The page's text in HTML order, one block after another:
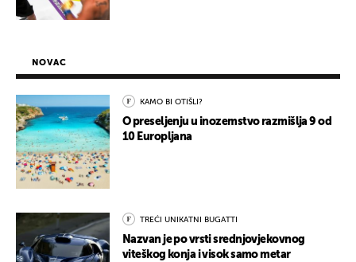
NOVAC
KAMO BI OTIŠLI?
O preseljenju u inozemstvo razmišlja 9 od
10 Europljana
TREĆI UNIKATNI BUGATTI
Nazvan je po vrsti srednjovjekovnog
viteškog konja i visok samo metar